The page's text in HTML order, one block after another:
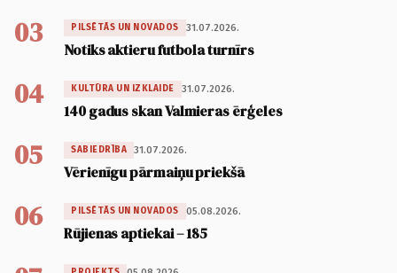
03 PILSĒTĀS UN NOVADOS 31.07.2026.
Notiks aktieru futbola turnīrs
04 KULTŪRA UN IZKLAIDE 31.07.2026.
140 gadus skan Valmieras ērģeles
05 SABIEDRĪBA 31.07.2026.
Vērienīgu pārmaiņu priekšā
06 PILSĒTĀS UN NOVADOS 05.08.2026.
Rūjienas aptiekai – 185